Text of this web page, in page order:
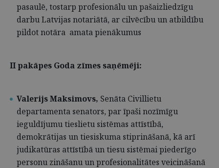
pasaulē, tostarp profesionālu un pašaizliedzīgu
darbu Latvijas notariātā, ar cilvēcību un atbildību
pildot notāra amata pienākumus
II pakāpes Goda zīmes saņēmēji:
Valerijs Maksimovs, Senāta Civillietu
departamenta senators, par īpaši nozīmīgu
ieguldījumu tieslietu sistēmas attīstībā,
demokrātijas un tiesiskuma stiprināšanā, kā arī
judikatūras attīstībā un tiesu sistēmai piederīgo
personu zināšanu un profesionalitātes veicināšanā